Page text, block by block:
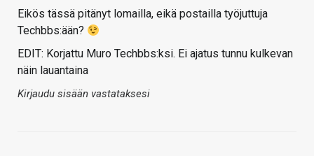
Eikös tässä pitänyt lomailla, eikä postailla työjuttuja
Techbbs:ään?
EDIT: Korjattu Muro Techbbs:ksi. Ei ajatus tunnu kulkevan
näin lauantaina
Kirjaudu sisään vastataksesi